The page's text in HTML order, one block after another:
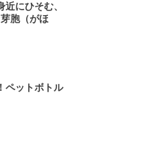
にひそむ、
胞（がほ
ペットボトル